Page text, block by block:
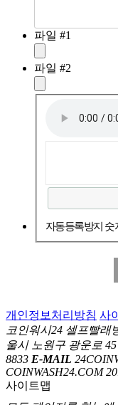
파일 #1
파일 #2
자동등록방지 숫
개인정보처리방침 사
코인워시24 셀프빨래
울시 노원구 광운로
8833 E-MAIL
COINWASH24.COM
사이트맵